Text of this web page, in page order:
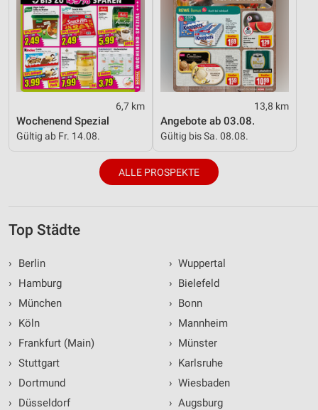
6,7 km
Wochenend Spezial
Gültig ab Fr. 14.08.
13,8 km
Angebote ab 03.08.
Gültig bis Sa. 08.08.
ALLE PROSPEKTE
Top Städte
›
Berlin
›
Hamburg
›
München
›
Köln
›
Frankfurt (Main)
› Stuttgart
›
Dortmund
›
Düsseldorf
› Wuppertal
› Bielefeld
› Bonn
› Mannheim
› Münster
› Karlsruhe
› Wiesbaden
› Augsburg